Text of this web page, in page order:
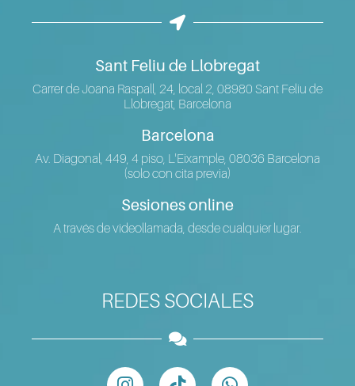
Sant Feliu de Llobregat
Carrer de Joana Raspall, 24, local 2, 08980 Sant Feliu de
Llobregat, Barcelona
Barcelona
Av. Diagonal, 449, 4 piso, L'Eixample, 08036 Barcelona
(solo con cita previa)
Sesiones online
A través de videollamada, desde cualquier lugar.
REDES SOCIALES